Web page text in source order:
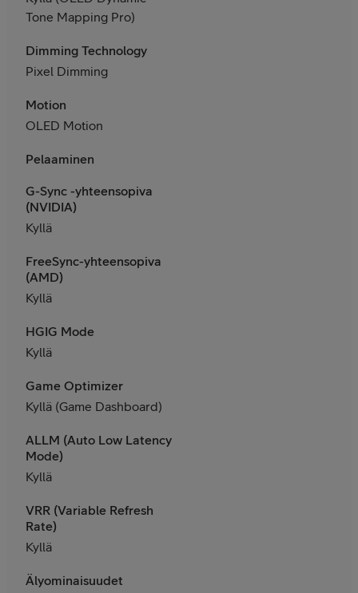
Tone Mapping Pro)
Dimming Technology
Pixel Dimming
Motion
OLED Motion
Pelaaminen
G-Sync -yhteensopiva
(NVIDIA)
Kyllä
FreeSync-yhteensopiva
(AMD)
Kyllä
HGIG Mode
Kyllä
Game Optimizer
Kyllä (Game Dashboard)
ALLM (Auto Low Latency
Mode)
Kyllä
VRR (Variable Refresh
Rate)
Kyllä
Älyominaisuudet